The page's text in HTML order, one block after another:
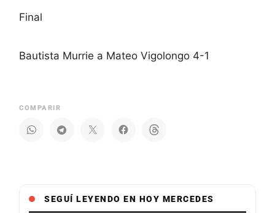
Final
Bautista Murrie a Mateo Vigolongo 4-1
COMPARIR
SEGUÍ LEYENDO EN HOY MERCEDES